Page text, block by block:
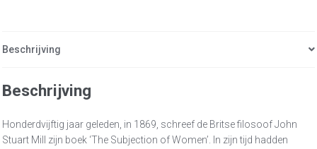
Beschrijving
Beschrijving
Honderdvijftig jaar geleden, in 1869, schreef de Britse filosoof John
Stuart Mill zijn boek ‘The Subjection of Women’. In zijn tijd hadden